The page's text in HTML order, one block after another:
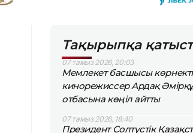
Тақырыпқа
07 тамыз 2026, 20:03
Мемлекет басшысы көрнекті
кинорежиссер Ардақ
отбасына көңіл айтты
07 тамыз 2026, 18:40
Президент Солтүстік